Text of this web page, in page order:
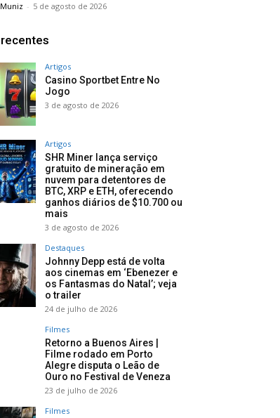
- 5 de agosto de 2026
Artigos
Casino Sportbet Entre No
Jogo
3 de agosto de 2026
Artigos
SHR Miner lança serviço
gratuito de mineração em
nuvem para detentores de
BTC, XRP e ETH, oferecendo
ganhos diários de $10.700 ou
mais
3 de agosto de 2026
Destaques
Johnny Depp está de volta
aos cinemas em ‘Ebenezer e
os Fantasmas do Natal’; veja
o trailer
24 de julho de 2026
Filmes
Retorno a Buenos Aires |
Filme rodado em Porto
Alegre disputa o Leão de
Ouro no Festival de Veneza
23 de julho de 2026
Filmes